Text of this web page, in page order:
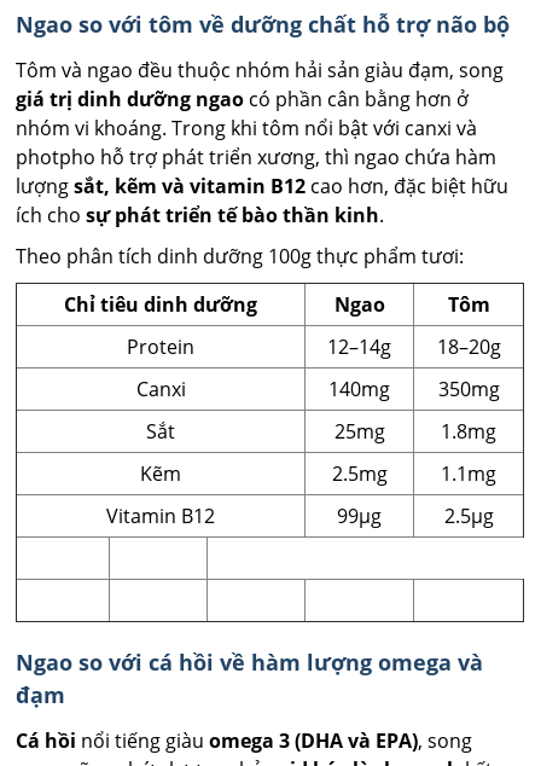
Ngao so với tôm về dưỡng chất hỗ trợ não bộ
Tôm và ngao đều thuộc nhóm hải sản giàu đạm, song
giá trị dinh dưỡng ngao có phần cân bằng hơn ở
nhóm vi khoáng. Trong khi tôm nổi bật với canxi và
photpho hỗ trợ phát triển xương, thì ngao chứa hàm
lượngsắt, kẽm và vitamin B12 cao hơn, đặc biệt hữu
ích chosự phát triển tế bào thần kinh.
Theo phân tích dinh dưỡng 100g thực phẩm tươi:
Chỉ tiêu dinh dưỡng
Ngao
Tôm
Protein
12–14g
18–20g
Canxi
140mg
350mg
Sắt
25mg
1.8mg
Kẽm
2.5mg
1.1mg
Vitamin B12
99µg 2.5µg
Ngao so với cá hồi về hàm lượng omega và
đạm
Cá hồi nổi tiếng giàuomega 3 (DHA và EPA), song